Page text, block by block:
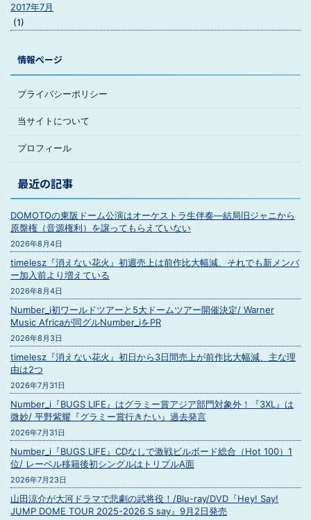
2017年7月
(1)
情報ページ
プライバシーポリシー
当サイトについて
プロフィール
最近の記事
DOMOTOの東阪ドーム公演はオーケストラ生伴奏―結局旧ジャニから
原盤権（音源権利）を譲ってもらえていない
2026年8月4日
timelesz『消えない花火』初週売上は前作比大幅減、それでも新メンバ
ー加入前より増えている
2026年8月4日
Number_i初ワールドツアーと5大ドームツアー開催決定/ Warner
Music Africaが同グルNumber_iをPR
2026年8月3日
timelesz『消えない花火』初日から3日間売上が前作比大幅減、主な理
由は2つ
2026年7月31日
Number_i『BUGS LIFE』はグラミー賞アジア部門対象外！『3XL』は
微妙/ 平野紫耀『グラミー賞行きたい』過去発言
2026年7月31日
Number_i『BUGS LIFE』CDなしで激戦ビルボード総合（Hot 100）1
位/ レーベル移籍後初シングルはトリプルA面
2026年7月23日
山田涼介が大河ドラマで悲劇の武将役！/Blu-ray/DVD『Hey! Say!
JUMP DOME TOUR 2025-2026 S say』9月2日発売